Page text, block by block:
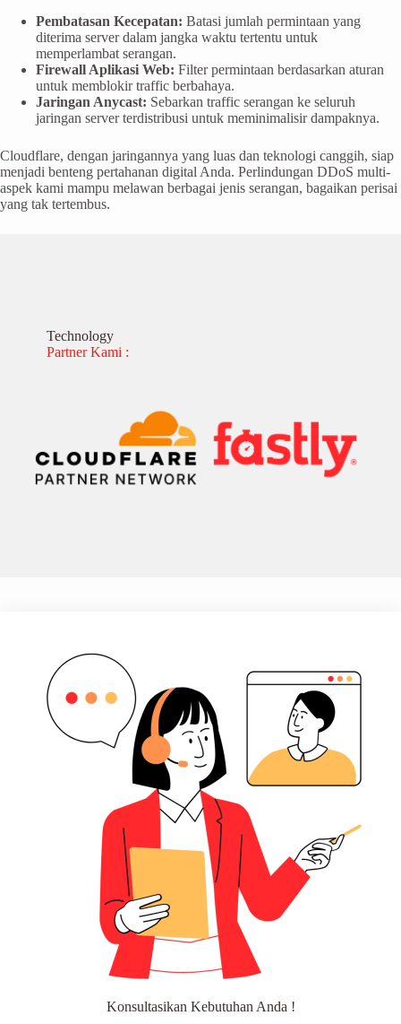
Pembatasan Kecepatan: Batasi jumlah permintaan yang
diterima server dalam jangka waktu tertentu untuk
memperlambat serangan.
Firewall Aplikasi Web: Filter permintaan berdasarkan aturan
untuk memblokir traffic berbahaya.
Jaringan Anycast: Sebarkan traffic serangan ke seluruh
jaringan server terdistribusi untuk meminimalisir dampaknya.
Cloudflare, dengan jaringannya yang luas dan teknologi canggih, siap
menjadi benteng pertahanan digital Anda. Perlindungan DDoS multi-
aspek kami mampu melawan berbagai jenis serangan, bagaikan perisai
yang tak tertembus.
Technology
Partner Kami :
Konsultasikan Kebutuhan Anda !